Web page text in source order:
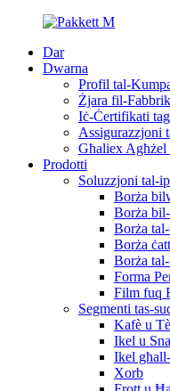
Dar
Dwarna
Profil tal-
Żjara fil-
Iċ-Ċertifikati
Assigurazzjoni
Għaliex
Prodotti
Soluzzjoni tal-
Borża
Borża
Borża
Borża
Borża
Forma
Film fuq
Segmenti tas-
Kafè u Tè
Ikel u
Ikel
Xorb